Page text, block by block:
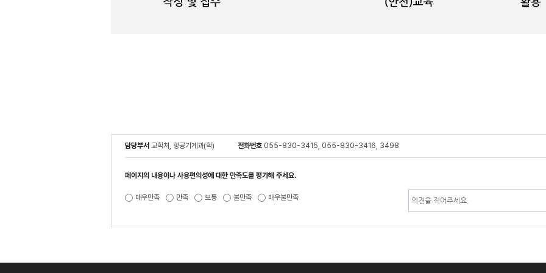
담당부서 교학처, 항공기계과(학) 전화번호 055-830-3415, 055-830-3416, 3498
페이지의 내용이나 사용편의성에 대한 만족도를 평가해 주세요.
매우만족 만족 보통 불만족 매우불만족